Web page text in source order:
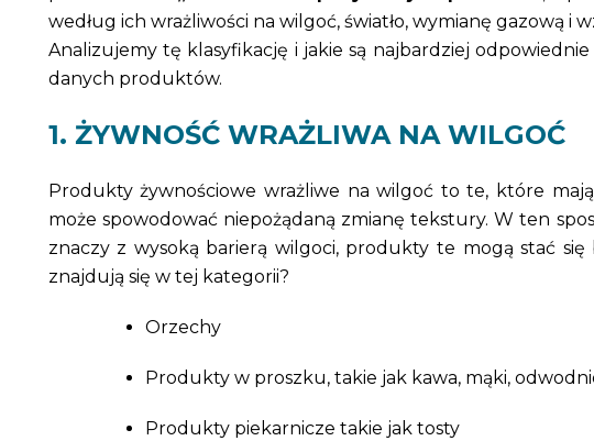
według ich wrażliwości na wilgoć, światło, wymianę gazową i
Analizujemy tę klasyfikację i jakie są najbardziej
danych produktów.
1. ŻYWNOŚĆ WRAŻLIWA NA WILGOĆ
Produkty żywnościowe wrażliwe na wilgoć to te, które
może spowodować niepożądaną zmianę tekstury. W ten
znaczy z wysoką barierą wilgoci, produkty te mogą stać
znajdują się w tej kategorii?
Orzechy
Produkty w proszku, takie jak kawa, mąki,
Produkty piekarnicze takie jak tosty